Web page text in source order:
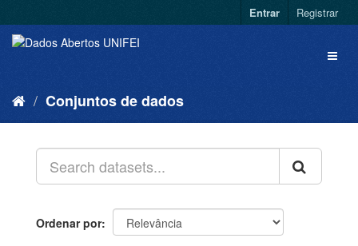
Entrar Registrar
Conjuntos de dados
Ordenar por